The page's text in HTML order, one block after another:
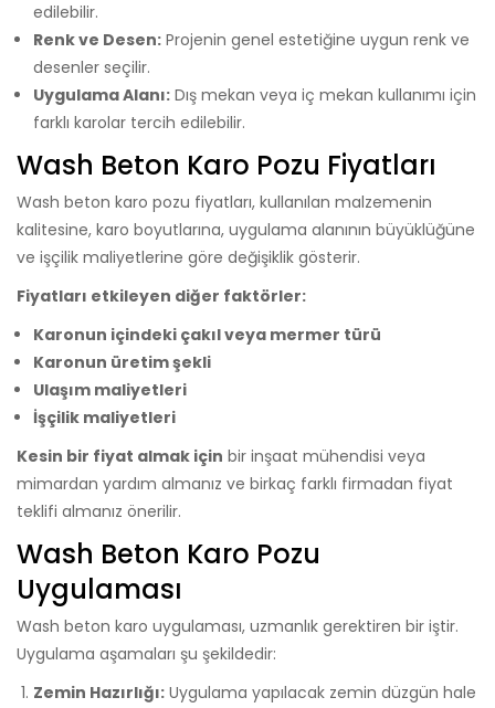
edilebilir.
Renk ve Desen: Projenin genel estetiğine uygun renk ve
desenler seçilir.
Uygulama Alanı: Dış mekan veya iç mekan kullanımı için
farklı karolar tercih edilebilir.
Wash Beton Karo Pozu Fiyatları
Wash beton karo pozu fiyatları, kullanılan malzemenin
kalitesine, karo boyutlarına, uygulama alanının büyüklüğüne
ve işçilik maliyetlerine göre değişiklik gösterir.
Fiyatları etkileyen diğer faktörler:
Karonun içindeki çakıl veya mermer türü
Karonun üretim şekli
Ulaşım maliyetleri
İşçilik maliyetleri
Kesin bir fiyat almak için bir inşaat mühendisi veya
mimardan yardım almanız ve birkaç farklı firmadan fiyat
teklifi almanız önerilir.
Wash Beton Karo Pozu
Uygulaması
Wash beton karo uygulaması, uzmanlık gerektiren bir iştir.
Uygulama aşamaları şu şekildedir:
Zemin Hazırlığı: Uygulama yapılacak zemin düzgün hale